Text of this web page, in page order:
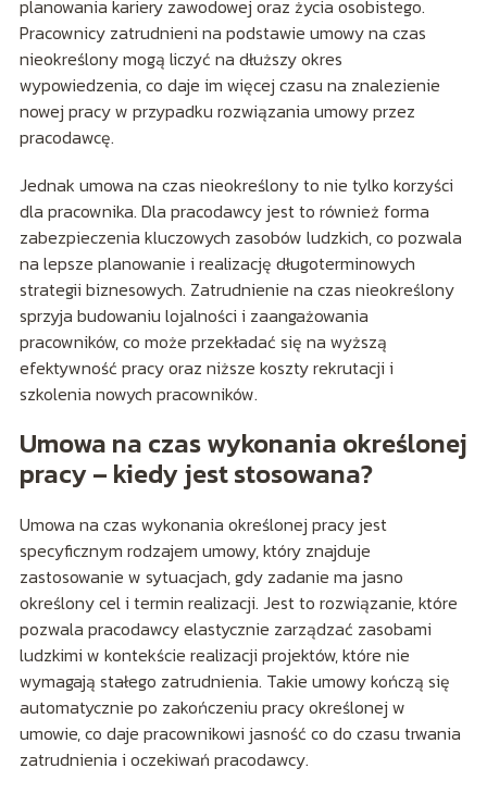
planowania kariery zawodowej oraz życia osobistego.
Pracownicy zatrudnieni na podstawie umowy na czas
nieokreślony mogą liczyć na dłuższy okres
wypowiedzenia, co daje im więcej czasu na znalezienie
nowej pracy w przypadku rozwiązania umowy przez
pracodawcę.
Jednak umowa na czas nieokreślony to nie tylko korzyści
dla pracownika. Dla pracodawcy jest to również forma
zabezpieczenia kluczowych zasobów ludzkich, co pozwala
na lepsze planowanie i realizację długoterminowych
strategii biznesowych. Zatrudnienie na czas nieokreślony
sprzyja budowaniu lojalności i zaangażowania
pracowników, co może przekładać się na wyższą
efektywność pracy oraz niższe koszty rekrutacji i
szkolenia nowych pracowników.
Umowa na czas wykonania określonej
pracy – kiedy jest stosowana?
Umowa na czas wykonania określonej pracy jest
specyficznym rodzajem umowy, który znajduje
zastosowanie w sytuacjach, gdy zadanie ma jasno
określony cel i termin realizacji. Jest to rozwiązanie, które
pozwala pracodawcy elastycznie zarządzać zasobami
ludzkimi w kontekście realizacji projektów, które nie
wymagają stałego zatrudnienia. Takie umowy kończą się
automatycznie po zakończeniu pracy określonej w
umowie, co daje pracownikowi jasność co do czasu trwania
zatrudnienia i oczekiwań pracodawcy.